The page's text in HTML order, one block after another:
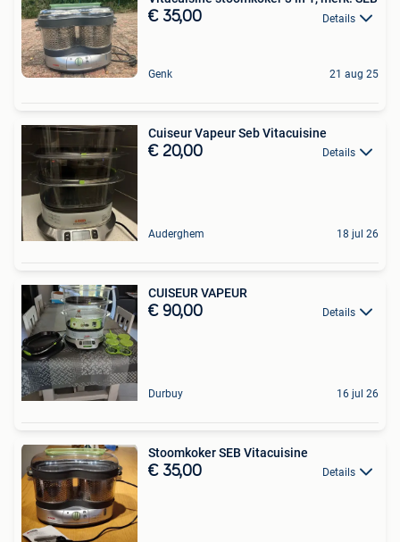
€ 35,00 Details
Genk 21 aug 25
Cuiseur Vapeur Seb Vitacuisine
€ 20,00 Details
Auderghem 18 jul 26
CUISEUR VAPEUR
€ 90,00 Details
Durbuy 16 jul 26
Stoomkoker SEB Vitacuisine
€ 35,00 Details